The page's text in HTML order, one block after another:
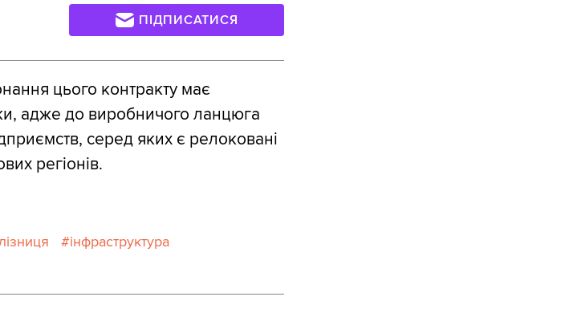
ПІДПИСАТИСЯ
цього контракту має
адже до виробничого ланцюга
серед яких є релоковані
регіонів.
інфраструктура